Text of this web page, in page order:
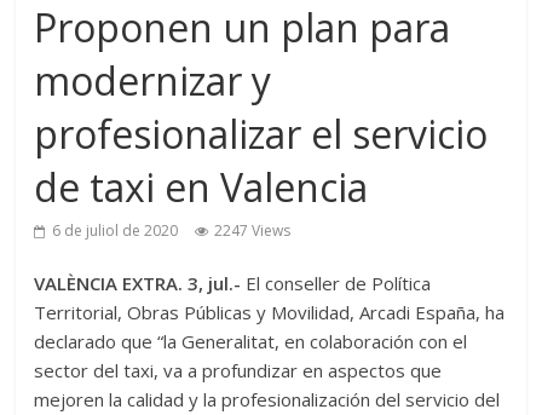
Proponen un plan para
modernizar y
profesionalizar el servicio
de taxi en Valencia
6 de juliol de 2020 2247 Views
VALÈNCIA EXTRA. 3, jul.- El conseller de Política
Territorial, Obras Públicas y Movilidad, Arcadi España, ha
declarado que “la Generalitat, en colaboración con el
sector del taxi, va a profundizar en aspectos que
mejoren la calidad y la profesionalización del servicio del